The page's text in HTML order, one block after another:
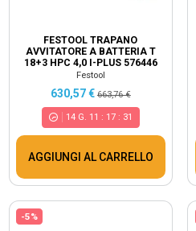
FESTOOL TRAPANO
AVVITATORE A BATTERIA T
18+3 HPC 4,0 I-PLUS 576446
Festool
630,57 € 663,76 €
14 G. 11 : 17 : 30
AGGIUNGI AL CARRELLO
-5%